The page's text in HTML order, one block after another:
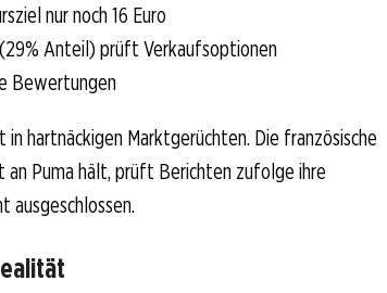
nur noch 16 Euro
Anteil) prüft Verkaufsoptionen
Bewertungen
hartnäckigen Marktgerüchten. Die französische
an Puma hält, prüft Berichten zufolge ihre
ausgeschlossen.